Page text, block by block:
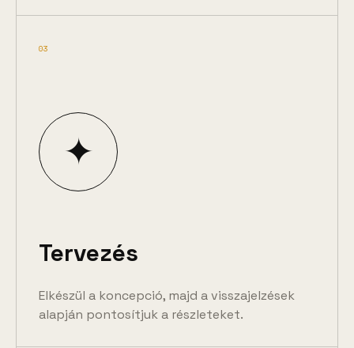
03
✦
Tervezés
Elkészül a koncepció, majd a visszajelzések
alapján pontosítjuk a részleteket.